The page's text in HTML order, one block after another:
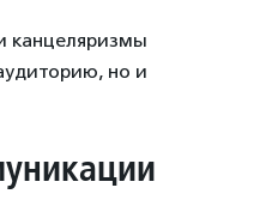
канцеляризмы
но и